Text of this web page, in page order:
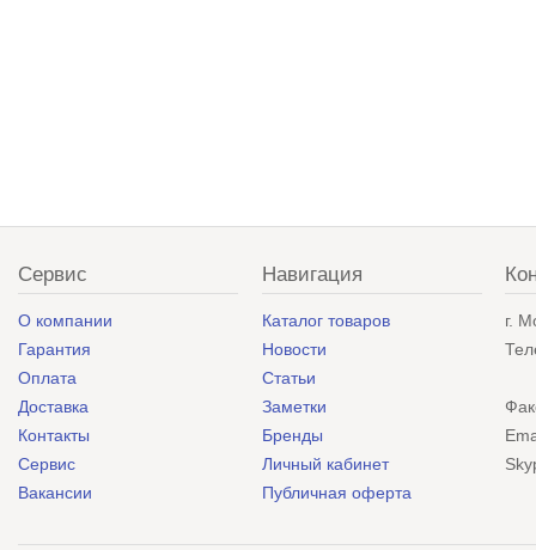
Сервис
О компании
Гарантия
Оплата
Доставка
Контакты
Сервис
Вакансии
Навигация
Каталог товаров
Новости
Статьи
Заметки
Бренды
Личный кабинет
Публичная оферта
г.